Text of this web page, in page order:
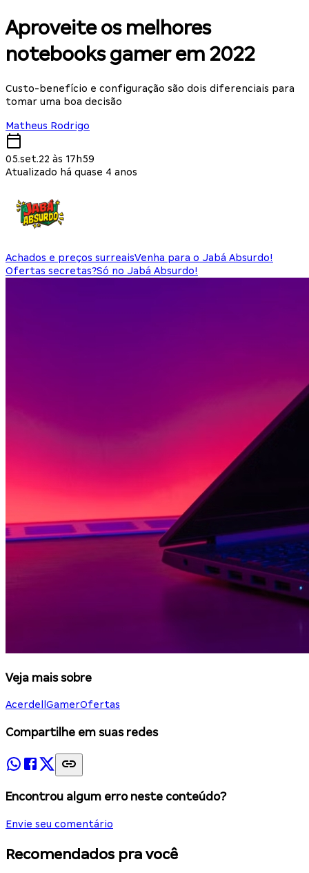
Aproveite os melhores
notebooks gamer em 2022
Custo-benefício e configuração são dois diferenciais para
tomar uma boa decisão
Matheus Rodrigo
05.set.22 às 17h59
Atualizado há quase 4 anos
Achados e preços surreaisVenha para o Jabá Absurdo!
Ofertas secretas?Só no Jabá Absurdo!
Veja mais sobre
Acerdell GamerOfertas
Compartilhe em suas redes
Encontrou algum erro neste conteúdo?
Envie seu comentário
Recomendados pra você